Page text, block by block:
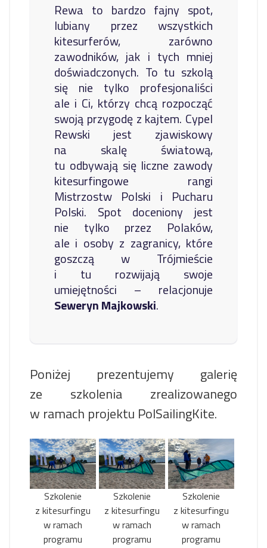
Rewa to bardzo fajny spot,
lubiany przez wszystkich
kitesurferów, zarówno
zawodników, jak i tych mniej
doświadczonych. To tu szkolą
się nie tylko profesjonaliści
ale i Ci, którzy chcą rozpocząć
swoją przygodę z kajtem. Cypel
Rewski jest zjawiskowy
na skalę światową,
tu odbywają się liczne zawody
kitesurfingowe rangi
Mistrzostw Polski i Pucharu
Polski. Spot doceniony jest
nie tylko przez Polaków,
ale i osoby z zagranicy, które
goszczą w Trójmieście
i tu rozwijają swoje
umiejętności – relacjonuje
Seweryn Majkowski.
Poniżej prezentujemy galerię
ze szkolenia zrealizowanego
w ramach projektu PolSailingKite.
Szkolenie
z kitesurfingu
w ramach
programu
Szkolenie
z kitesurfingu
w ramach
programu
Szkolenie
z kitesurfingu
w ramach
programu